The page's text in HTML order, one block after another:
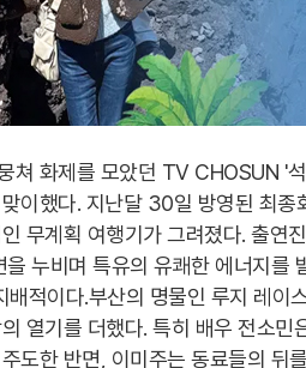
쳐 화제를 모았던 TV CHOSUN '
이했다. 지난달 30일 방영된 최종
무계획 여행기가 그려졌다. 출연
누비며 특유의 유쾌한 에너지를
적이다.부산의 명물인 루지 레이
열기를 더했다. 특히 배우 전소민
도한 반면, 이미주는 동료들의 뒤